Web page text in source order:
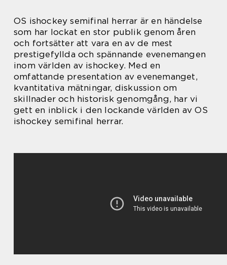
OS ishockey semifinal herrar är en händelse
som har lockat en stor publik genom åren
och fortsätter att vara en av de mest
prestigefyllda och spännande evenemangen
inom världen av ishockey. Med en
omfattande presentation av evenemanget,
kvantitativa mätningar, diskussion om
skillnader och historisk genomgång, har vi
gett en inblick i den lockande världen av OS
ishockey semifinal herrar.